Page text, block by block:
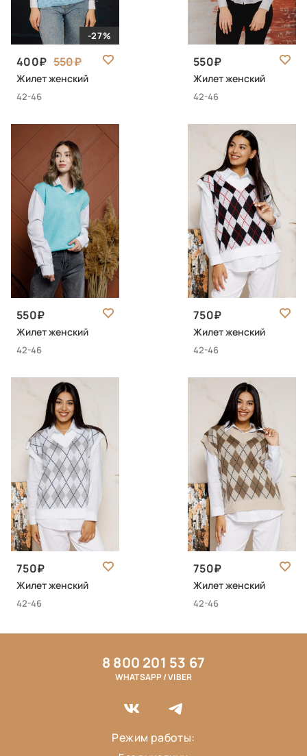
-27%
400 550
Жилет женский
42-46
550
Жилет женский
42-46
550
Жилет женский
42-46
750
Жилет женский
42-46
750
Жилет женский
42-46
750
Жилет женский
42-46
8 800 201 53 67
WHATSAPP / VIBER
Режим работы: